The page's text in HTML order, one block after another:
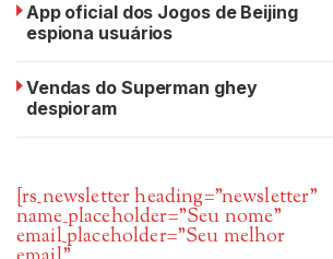
App oficial dos Jogos de Beijing
espiona usuários
Vendas do Superman ghey
despioram
[rs_newsletter heading=”newsletter”
name_placeholder=”Seu nome”
email_placeholder=”Seu melhor